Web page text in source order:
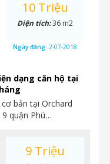
dạng căn hộ tại
bản tại Orchard
9 quận Phú…
10 Triệu
Diện tích:36 m2
Ngày đăng: 2-07-2018
9 Triệu